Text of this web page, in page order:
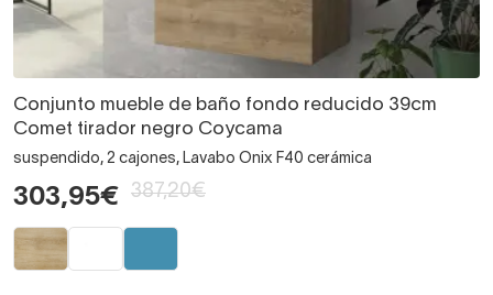
Conjunto mueble de baño fondo reducido 39cm
Comet tirador negro Coycama
suspendido, 2 cajones, Lavabo Onix F40 cerámica
303,95€ 387,20€